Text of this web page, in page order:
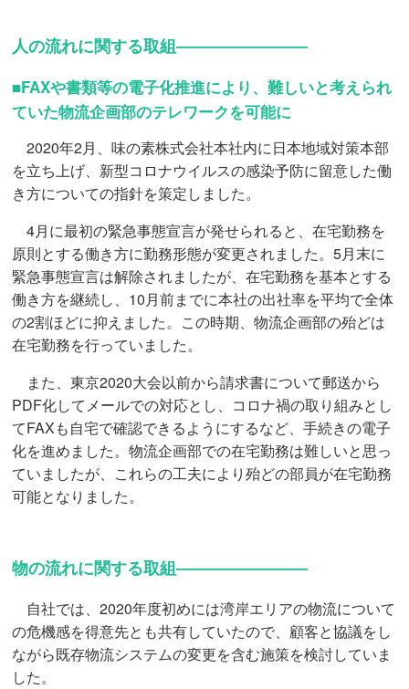
人の流れに関する取組――――――――
■FAXや書類等の電子化推進により、難しいと考えられ
ていた物流企画部のテレワークを可能に
2020年2月、味の素株式会社本社内に日本地域対策本部
を立ち上げ、新型コロナウイルスの感染予防に留意した働
き方についての指針を策定しました。
4月に最初の緊急事態宣言が発せられると、在宅勤務を
原則とする働き方に勤務形態が変更されました。5月末に
緊急事態宣言は解除されましたが、在宅勤務を基本とする
働き方を継続し、10月前までに本社の出社率を平均で全体
の2割ほどに抑えました。この時期、物流企画部の殆どは
在宅勤務を行っていました。
また、東京2020大会以前から請求書について郵送から
PDF化してメールでの対応とし、コロナ禍の取り組みとし
てFAXも自宅で確認できるようにするなど、手続きの電子
化を進めました。物流企画部での在宅勤務は難しいと思っ
ていましたが、これらの工夫により殆どの部員が在宅勤務
可能となりました。
物の流れに関する取組――――――――
自社では、2020年度初めには湾岸エリアの物流について
の危機感を得意先とも共有していたので、顧客と協議をし
ながら既存物流システムの変更を含む施策を検討していま
した。